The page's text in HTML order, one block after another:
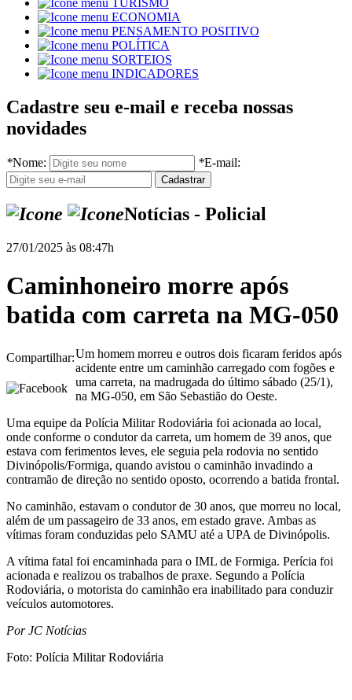
TURISMO
ECONOMIA
PENSAMENTO POSITIVO
POLÍTICA
SORTEIOS
INDICADORES
Cadastre seu e-mail e receba nossas
novidades
*Nome: *E-mail:
Notícias - Policial
27/01/2025 às 08:47h
Caminhoneiro morre após
batida com carreta na MG-050
Compartilhar:Um homem morreu e outros dois ficaram feridos após
acidente entre um caminhão carregado com fogões e
uma carreta, na madrugada do último sábado (25/1),
na MG-050, em São Sebastião do Oeste.
Uma equipe da Polícia Militar Rodoviária foi acionada ao local,
onde conforme o condutor da carreta, um homem de 39 anos, que
estava com ferimentos leves, ele seguia pela rodovia no sentido
Divinópolis/Formiga, quando avistou o caminhão invadindo a
contramão de direção no sentido oposto, ocorrendo a batida frontal.
No caminhão, estavam o condutor de 30 anos, que morreu no local,
além de um passageiro de 33 anos, em estado grave. Ambas as
vítimas foram conduzidas pelo SAMU até a UPA de Divinópolis.
A vítima fatal foi encaminhada para o IML de Formiga. Perícia foi
acionada e realizou os trabalhos de praxe. Segundo a Polícia
Rodoviária, o motorista do caminhão era inabilitado para conduzir
veículos automotores.
Por JC Notícias
Foto: Polícia Militar Rodoviária